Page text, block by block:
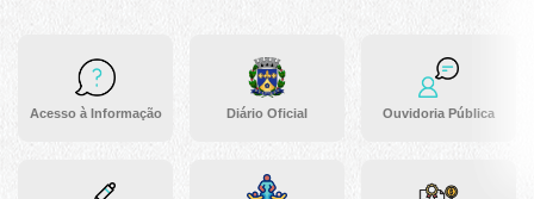
Acesso à Informação Diário Oficial Ouvidoria Pública